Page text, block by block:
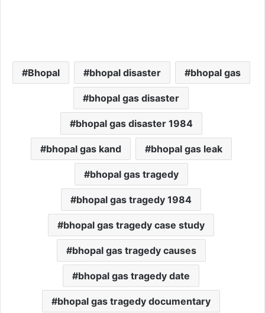
Bhopal bhopal disaster bhopal gas
bhopal gas disaster
bhopal gas disaster 1984
bhopal gas kand bhopal gas leak
bhopal gas tragedy
bhopal gas tragedy 1984
bhopal gas tragedy case study
bhopal gas tragedy causes
bhopal gas tragedy date
bhopal gas tragedy documentary